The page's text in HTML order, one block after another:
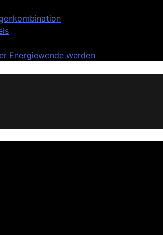
Energiewende werden